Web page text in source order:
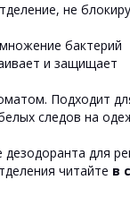
не
бактерий
и защищает
Подходит
следов на
для
читайте в